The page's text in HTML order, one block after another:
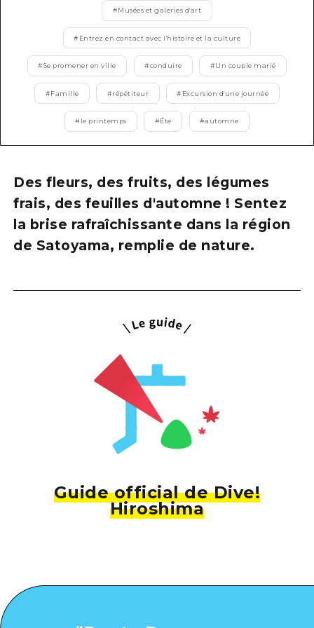
Guide bénévole
Vidéo d'Hiroshima
FAQ
Téléchargement de Photos
Informations sur le transport en
#Musées et galeries d'art
# Entrez en contact avec l'histoire et la culture
#Se promener en ville #conduire #Un couple marié
#Famille #répétiteur # Excursion d'une journée
# le printemps #Été #automne
Guide official de Dive!
Hiroshima
Des fleurs, des fruits, des légumes
frais, des feuilles d'automne ! Sentez
la brise rafraîchissante dans la région
de Satoyama, remplie de nature.